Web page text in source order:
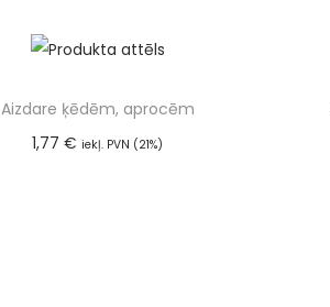
Aizdare ķēdēm, aprocēm
1,77€ iekļ. PVN (21%)